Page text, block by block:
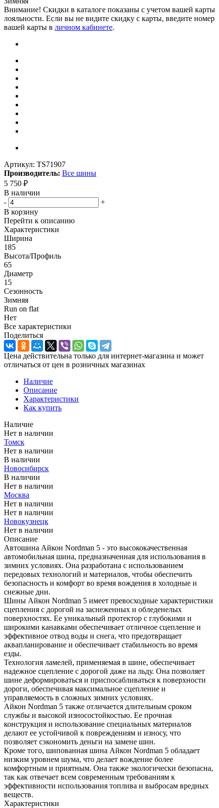
Внимание! Скидки в каталоге показаны с учетом вашей карты
лояльности. Если вы не видите скидку с карты, введите номер
вашей карты в личном кабинете.
Артикул: TS71907
Производитель: Все шины
5 750 ₽
В наличии
-
+
В корзину
Перейти к описанию
Характеристики
Ширина
185
Высота/Профиль
65
Диаметр
15
Сезонность
Зимняя
Run on flat
Нет
Все характеристики
Поделиться
Цена действительна только для интернет-магазина и может
отличаться от цен в розничных магазинах
Наличие
Описание
Характеристики
Как купить
Наличие
Нет в наличии
Томск
Нет в наличии
В наличии
Новосибирск
В наличии
Нет в наличии
Москва
Нет в наличии
Нет в наличии
Новокузнецк
Нет в наличии
Описание
Автошина Айкон Nordman 5 - это высококачественная
автомобильная шина, предназначенная для использования в
зимних условиях. Она разработана с использованием
передовых технологий и материалов, чтобы обеспечить
безопасность и комфорт во время вождения в холодные и
снежные дни.
Шины Айкон Nordman 5 имеет превосходные характеристики
сцепления с дорогой на заснеженных и обледенелых
поверхностях. Ее уникальный протектор с глубокими и
широкими канавками обеспечивает отличное сцепление и
эффективное отвод воды и снега, что предотвращает
аквапланирование и обеспечивает стабильность во время
езды.
Технология ламелей, применяемая в шине, обеспечивает
надежное сцепление с дорогой даже на льду. Она позволяет
шине деформироваться и приспосабливаться к поверхности
дороги, обеспечивая максимальное сцепление и
управляемость в сложных зимних условиях.
Айкон Nordman 5 также отличается длительным сроком
службы и высокой износостойкостью. Ее прочная
конструкция и использование специальных материалов
делают ее устойчивой к повреждениям и износу, что
позволяет сэкономить деньги на замене шин.
Кроме того, шипованная шина Айкон Nordman 5 обладает
низким уровнем шума, что делает вождение более
комфортным и приятным. Она также экологически безопасна,
так как отвечает всем современным требованиям к
эффективности использования топлива и выбросам вредных
веществ.
Характеристики